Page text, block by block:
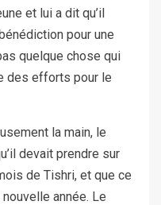
et lui a dit qu’il
pour une
quelque chose qui
des efforts pour le
la main, le
devait prendre sur
de Tishri, et que ce
année. Le